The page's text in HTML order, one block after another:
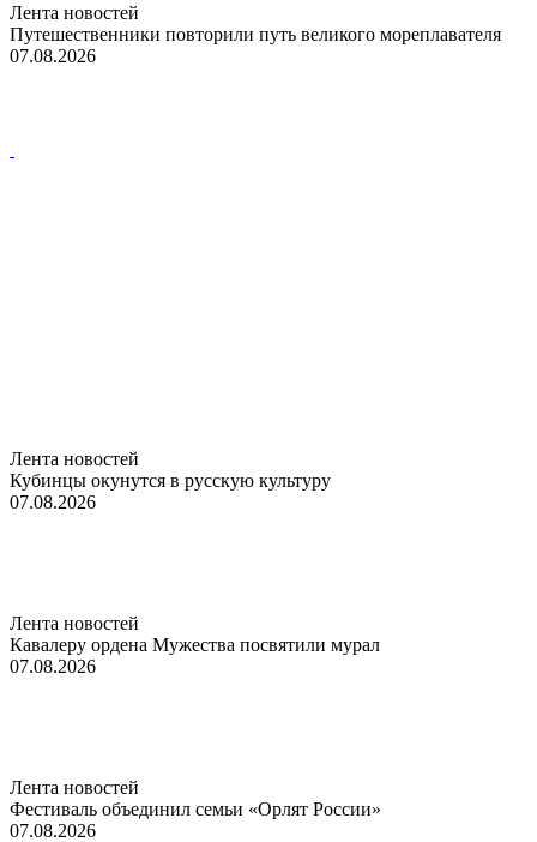
Лента новостей
Путешественники повторили путь великого мореплавателя
07.08.2026
Лента новостей
Кубинцы окунутся в русскую культуру
07.08.2026
Лента новостей
Кавалеру ордена Мужества посвятили мурал
07.08.2026
Лента новостей
Фестиваль объединил семьи «Орлят России»
07.08.2026